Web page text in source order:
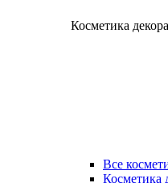
Косметика
Все
Косметика